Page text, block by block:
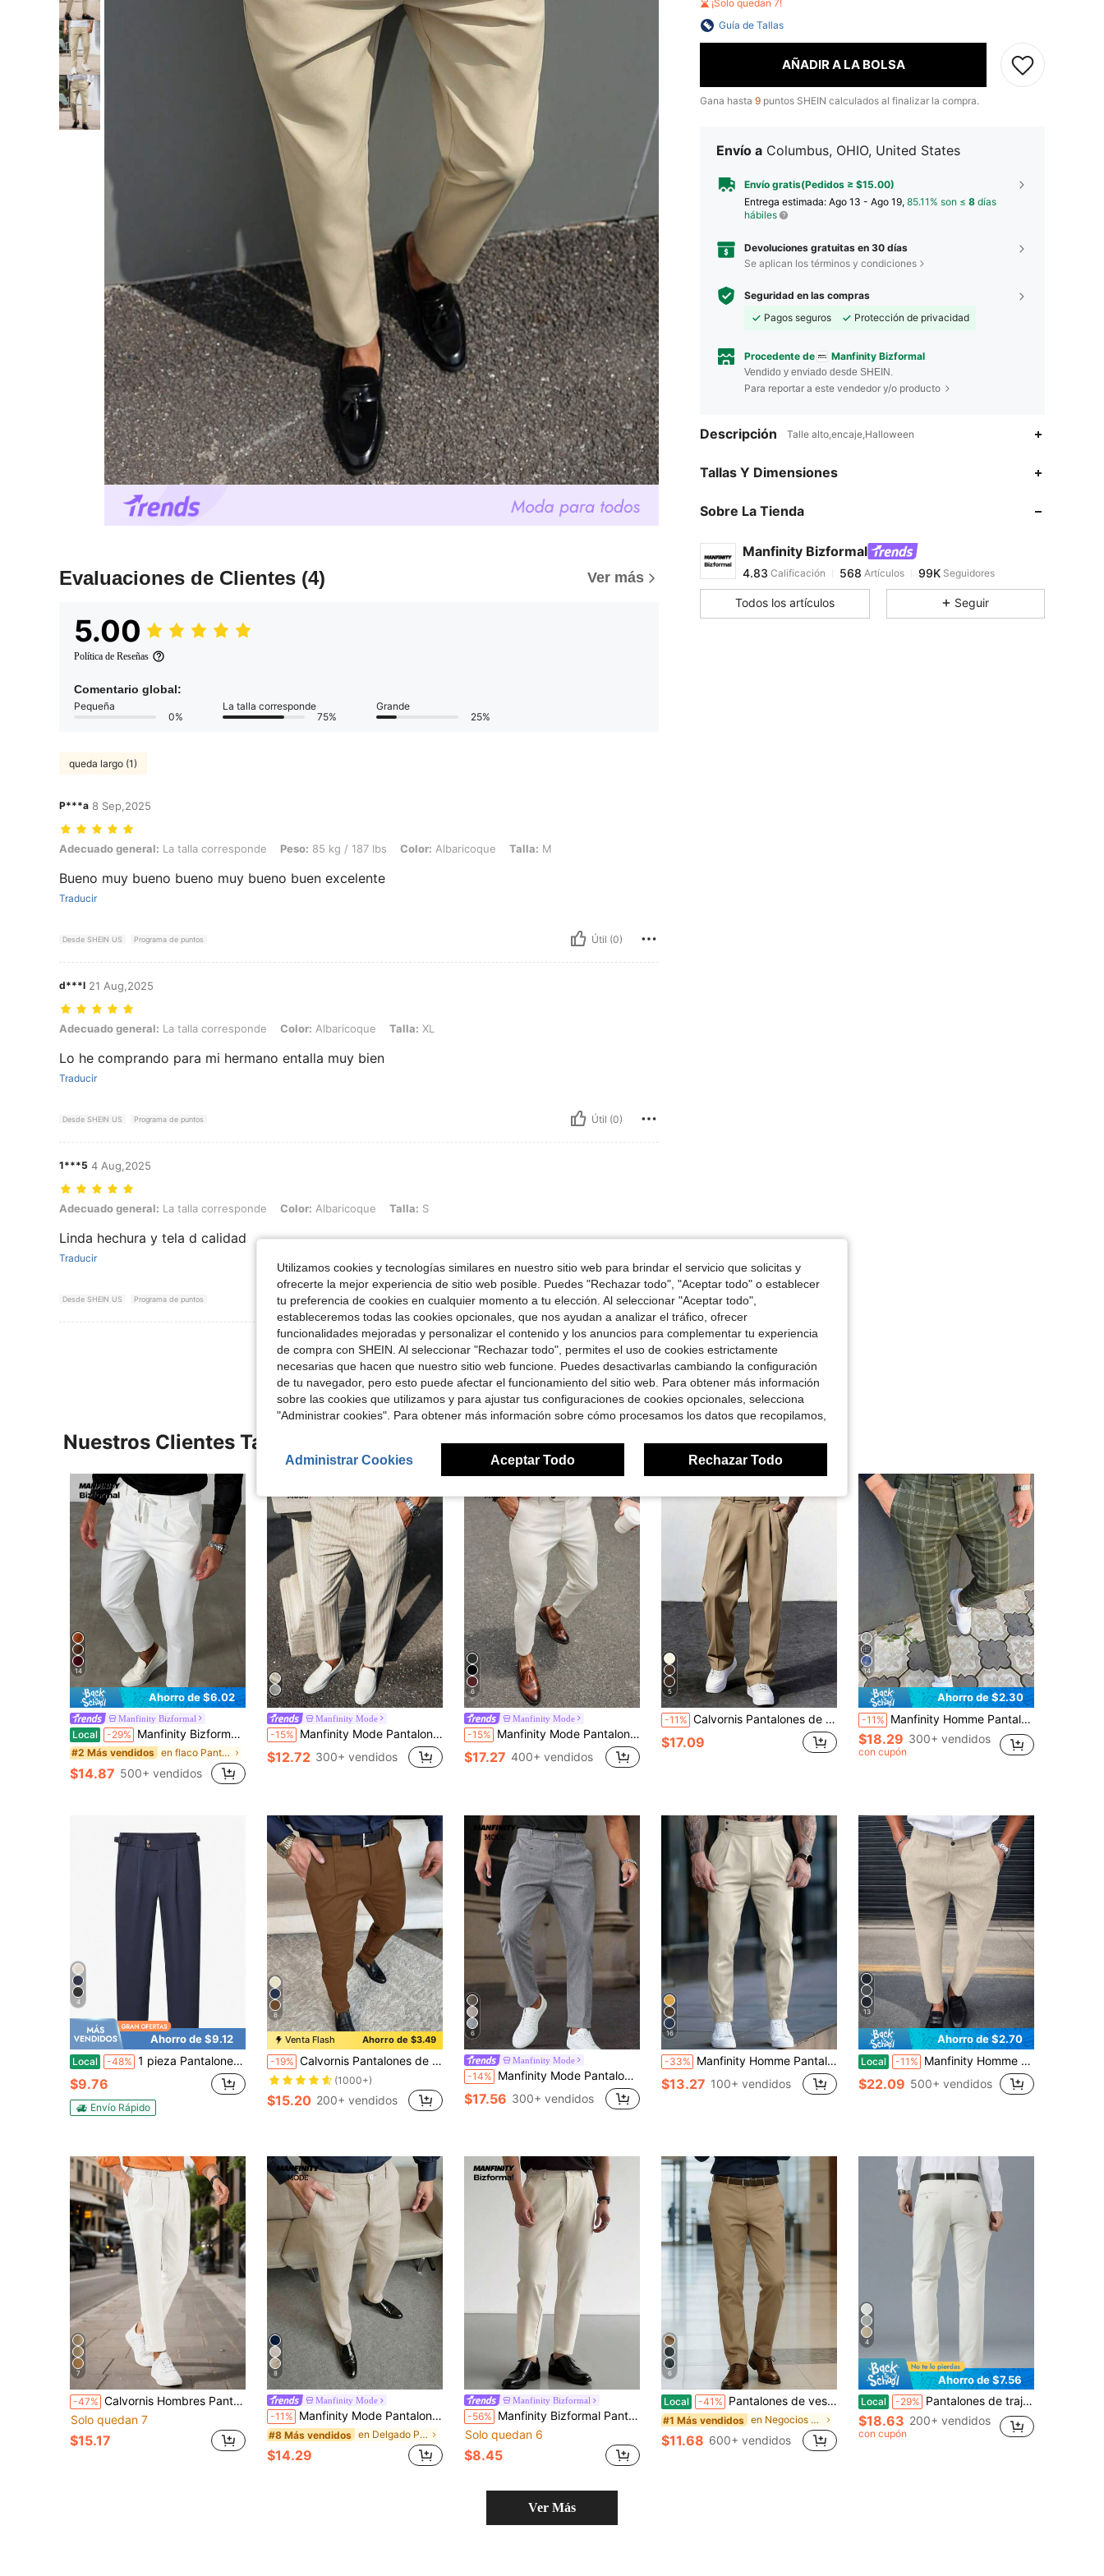
Evaluaciones de Clientes (4) Ver más
5.00
Política de Reseñas
Comentario global:
Pequeña
0%
La talla corresponde
75%
Grande
25%
queda largo (1)
P***a 8 Sep,2025
Adecuado general: La talla corresponde, Peso: 85 kg / 187 lbs, Color: Albaricoque, Talla: M
Adecuado general: La talla corresponde Peso: 85 kg / 187 lbs Color: Albaricoque Talla: M
Bueno muy bueno bueno muy bueno buen excelente
Traducir
Desde SHEIN US Programa de puntos Útil (0)
d***l 21 Aug,2025
Adecuado general: La talla corresponde, Color: Albaricoque, Talla: XL
Adecuado general: La talla corresponde Color: Albaricoque Talla: XL
Lo he comprando para mi hermano entalla muy bien
Traducir
Desde SHEIN US Programa de puntos Útil (0)
1***5 4 Aug,2025
Adecuado general: La talla corresponde, Color: Albaricoque, Talla: S
Adecuado general: La talla corresponde Color: Albaricoque Talla: S
Linda hechura y tela d calidad
Traducir
Desde SHEIN US Programa de puntos Útil (0)
Ver Más Reseñas
¡Solo quedan 7!
Guía de Tallas
AÑADIR A LA BOLSA
Gana hasta 9 puntos SHEIN calculados al finalizar la compra.
Envío a Columbus, OHIO, United States
Envío gratis(Pedidos ≥ $15.00)
Entrega estimada: Ago 13 - Ago 19, 85.11% son ≤ 8 días
hábiles
Devoluciones gratuitas en 30 días
Se aplican los términos y condiciones
Seguridad en las compras
Pagos seguros
Protección de privacidad
Procedente de Manfinity Bizformal
Vendido y enviado desde SHEIN.
Para reportar a este vendedor y/o producto
Descripción Talle alto,encaje,Halloween
Tallas Y Dimensiones
Sobre La Tienda
Manfinity Bizformal
4.83
4.83
Calificación Artículos
e***ipagó Hace 1 día
4.83
Todos los artículos Seguir
Nuestros Clientes También Vieron
14
Ahorro de $6.02
Manfinity Bizformal
Local -29% Manfinity Bizformal Pantalones formales blancos para hombre, elegantes y casuales para verano, boda, negocios, ir al trabajo, banquetes, uso diario, estilo Old Money INS, regalo para novio o esposo, ceremonia
#2 Más vendidos en flaco Pantalones de traje para hombre
$14.87 500+ vendidos
Manfinity Mode
-15% Manfinity Mode Pantalones de traje casuales holgados con pierna cónica y bolsillos para hombres, pantalones a rayas para hombres, formal, ceremonia
$12.72 300+ vendidos
6
Manfinity Mode
-15% Manfinity Mode Pantalones de traje formales para hombre con bolsillos inclinados, para ceremonia
$17.27 400+ vendidos
5
-11% Calvornis Pantalones de traje rectos, holgados, casuales y versátiles con botones y bolsillos de estilo vintage para hombre
$17.09
14
Ahorro de $2.30
-11% Manfinity Homme Pantalones de traje casuales a medida con cuadros para hombres, pantalones a cuadros verdes para hombres, pantalones a cuadros para hombres, pantalones verde oliva para hombres, pantalones a cuadros, pantalones a cuadros para ceremonias formales
$18.29 300+ vendidos
con cupón
4
Ahorro de $9.12
Local -48% 1 pieza Pantalones cortos para hombre, pantalones de vestir negros, ligeros y transpirables, casuales para primavera/verano
$9.76
Envío Rápido
6
Venta Flash Ahorro de $3.49
-19% Calvornis Pantalones de traje para hombre con bolsillos inclinados sin cinturón, pantalones de vestir ajustados para hombre, pantalones de vestir para hombre, pantalones de vestir de cintura alta para hombre, formal, ceremonia
(1000+)
$15.20 200+ vendidos
6
Manfinity Mode
-14% Manfinity Mode Pantalones de traje de hombre casual de negocios con rayas tejidas, formal, ceremonia
$17.56 300+ vendidos
16
-33% Manfinity Homme Pantalones casuales de pierna recta con bolsillos plisados de unicolor para hombre, para ceremonia, formal
$13.27 100+ vendidos
13
Ahorro de $2.70
Local -11% Manfinity Homme Pantalones de traje formal de unicolor y ajuste ceñido para hombre con bolsillos, formal, ceremonia
$22.09 500+ vendidos
7
-47% Calvornis Hombres Pantalones de traje con diseño de fruncido con bolsillo oblicuo
Solo quedan 7
$15.17
8
Manfinity Mode
-11% Manfinity Mode Pantalones rectos de hombre de alta demanda, pantalones de traje, estilo INS, adecuados para todas las estaciones y uso diario, pantalones largos casuales, temporada de bodas, listos para fotos, regalo esencial para novio o esposo, casual de hombre, Y2K
#8 Más vendidos en Delgado Pantalones de traje para hombre
$14.29
Manfinity Bizformal
-56% Manfinity Bizformal Pantalones casuales de negocios para hombres, pantalones de tela elástica caqui de negocios maduros, adecuados para uso diario casual, ir y venir del trabajo, salidas de fin de semana, oficina, reuniones con amigos, etc. Estos pantalones son un artículo versátil e indispensable en el guardarropa de un hombre, y hacen un gran regalo para un novio o esposo. Pantalones beige para hombres, pantalones formales para hombres de corte slim, pantalones resistentes a las arrugas, para viajes de fin de semana, actividades al aire libre, expediciones de viaje, entornos de trabajo relajados u ocasiones semi-formales, regalo para novio/esposo, regalo de aniversario/cumpleaños, fiesta, vacaciones de verano, Año Nuevo, San Valentín, pantalones de verano transpirables para hombres, pantalones elegantes
Solo quedan 6
$8.45
6
Local -41% Pantalones de vestir clásicos para hombre, de color liso y elásticos, ideales para ocasiones de negocios. Estilo elegante y lujoso para primavera/verano.
#1 Más vendidos en Negocios - Desplazamientos de negocios Pantalon
$11.68 600+ vendidos
4
Ahorro de $7.56
Local -29% Pantalones de traje de negocios casuales de pierna recta con bolsillo de unicolor para hombre
$18.63 200+ vendidos
con cupón
Ver Más
Utilizamos cookies y tecnologías similares en nuestro sitio web para brindar el servicio que solicitas y
ofrecerte la mejor experiencia de sitio web posible. Puedes "Rechazar todo", "Aceptar todo" o establecer
tu preferencia de cookies en cualquier momento a tu elección. Al seleccionar "Aceptar todo",
estableceremos todas las cookies opcionales, que nos ayudan a analizar el tráfico, ofrecer
funcionalidades mejoradas y personalizar el contenido y los anuncios para complementar tu experiencia
de compra con SHEIN. Al seleccionar "Rechazar todo", permites el uso de cookies estrictamente
necesarias que hacen que nuestro sitio web funcione. Puedes desactivarlas cambiando la configuración
de tu navegador, pero esto puede afectar el funcionamiento del sitio web. Para obtener más información
sobre las cookies que utilizamos y para ajustar tus configuraciones de cookies opcionales, selecciona
"Administrar cookies". Para obtener más información sobre cómo procesamos los datos que recopilamos,
Administrar Cookies Aceptar Todo Rechazar Todo